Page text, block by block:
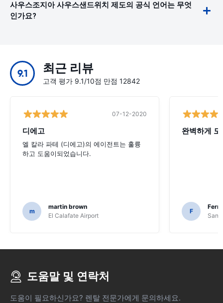
사우스조지아 사우스샌드위치 제도의 공식 언어는 무엇
인가요?
9.1 최근 리뷰
고객 평가 9.1/10점 만점 12842
07-12-2020
디에고
엘 칼라 파테 (디에고)의 에이전트는 훌륭
하고 도움이되었습니다.
m
martin brown
El Calafate Airport
완벽하게 모
F
도움말 및 연락처
도움이 필요하신가요? 렌탈 전문가에게 문의하세요.